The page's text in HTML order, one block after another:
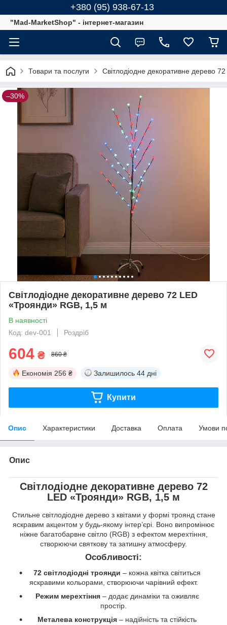
+380 (95) 938-67-13
"Mad-MarketShop" - інтернет-магазин
Товари та послуги Світлодіодне декоративне дерево
–30%
Світлодіодне декоративне дерево 72 LED
«Троянди» RGB, 1,5 м
В наявності
Код: dev-001
Роздріб
604 ₴ 860 ₴
Економія 256 ₴ Залишилось 44 дні
Купити
Опис Характеристики Доставка Оплата Умови
Опис
Світлодіодне декоративне дерево 72
LED «Троянди» RGB, 1,5 м
Стильне світлодіодне дерево з квітами у формі троянд стане
яскравим акцентом у будь-якому інтер’єрі. Воно випромінює
ніжне багатобарвне світло (RGB) з ефектом мерехтіння,
створюючи святкову та затишну атмосферу.
Особливості:
72 світлодіодні троянди – кожна квітка світиться
яскравими кольорами, створюючи чарівний ефект.
Режим мерехтіння– додає динаміки та оживляє
простір.
Металева конструкція – надійність та стійкість